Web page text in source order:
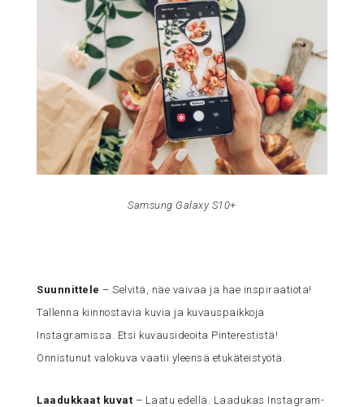
Samsung Galaxy S10+
Suunnittele – Selvitä, näe vaivaa ja hae inspiraatiota!
Tallenna kiinnostavia kuvia ja kuvauspaikkoja
Instagramissa. Etsi kuvausideoita Pinterestistä!
Onnistunut valokuva vaatii yleensä etukäteistyötä.
Laadukkaat kuvat – Laatu edellä. Laadukas Instagram-